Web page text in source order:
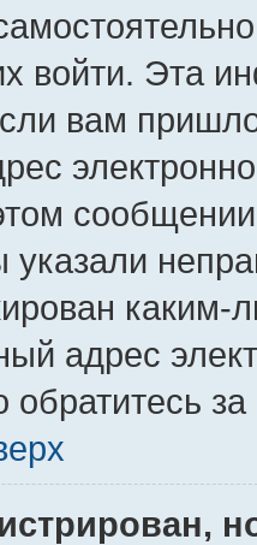
войти. Эта
вам
адрес
обратитесь